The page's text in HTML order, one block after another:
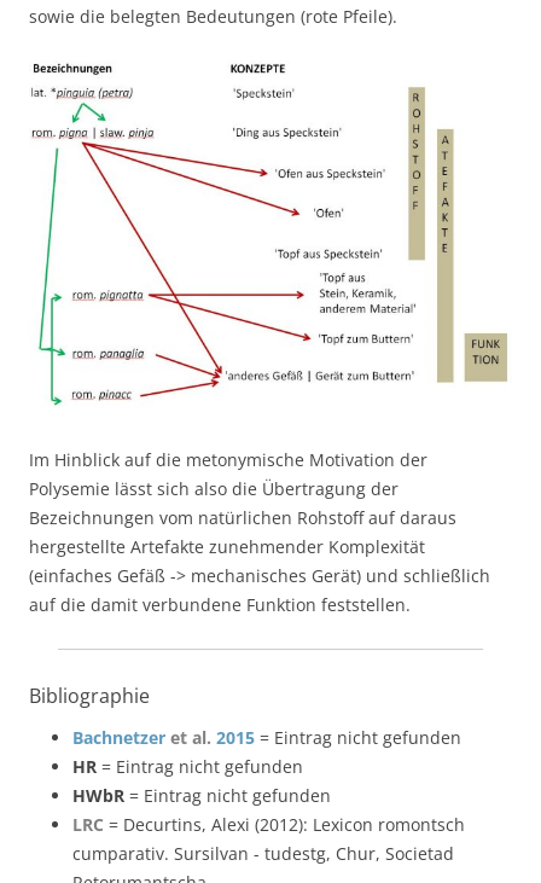
sowie die belegten Bedeutungen (rote Pfeile).
Im Hinblick auf die metonymische Motivation der
Polysemie lässt sich also die Übertragung der
Bezeichnungen vom natürlichen Rohstoff auf daraus
hergestellte Artefakte zunehmender Komplexität
(einfaches Gefäß -> mechanisches Gerät) und schließlich
auf die damit verbundene Funktion feststellen.
Bibliographie
Bachnetzer et al. 2015 = Eintrag nicht gefunden
HR = Eintrag nicht gefunden
HWbR = Eintrag nicht gefunden
LRC = Decurtins, Alexi (2012): Lexicon romontsch
cumparativ. Sursilvan - tudestg, Chur, Societad